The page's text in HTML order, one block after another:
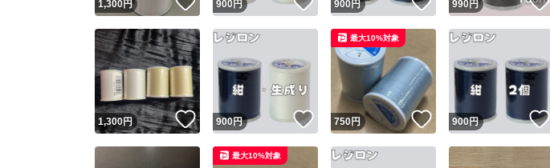
1,300円 900円 900円 990円
1,300円 いいね！
900円 いいね！
750円 いいね！
最大10%対象
900円
最大10%対象